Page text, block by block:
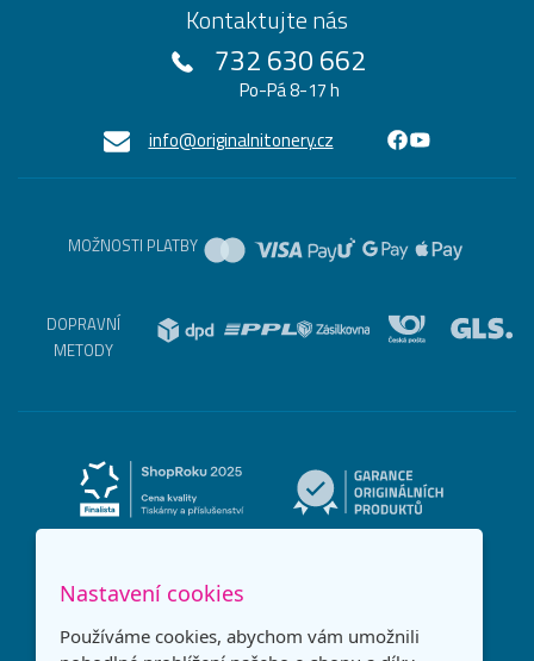
Kontaktujte nás
732 630 662
Po-Pá 8-17 h
info@originalnitonery.cz
MOŽNOSTI PLATBY
DOPRAVNÍ
METODY
Nastavení cookies
Používáme cookies, abychom vám umožnili